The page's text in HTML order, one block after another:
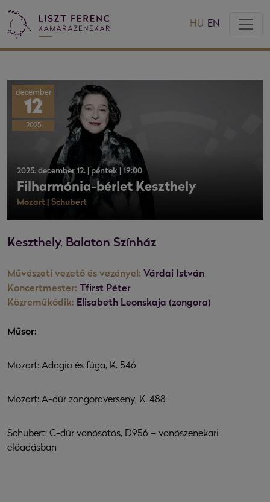
HU EN
december
12
2025
2025. december 12. | péntek | 19:00
Filharmónia-bérlet Keszthely
Mozart | Schubert
Keszthely, Balaton Színház
Művészeti vezető és vezényel: Várdai István
Koncertmester: Tfirst Péter
Közreműködik: Elisabeth Leonskaja (zongora)
Műsor:
Mozart: Adagio és fúga, K. 546
Mozart: A-dúr zongoraverseny, K. 488
Schubert: C-dúr vonósötös, D956 – vonószenekari
előadásban